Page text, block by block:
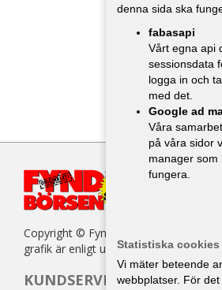
Copyright © Fyndbörsen. All kopiering
grafik är enligt upphovsrättslagen
KUNDSERVICE
denna sida ska
fabasapi
Vårt egna api
sessionsdata
logga in och
med det.
Google ad
Våra
på våra sidor
manager som
fungera.
Statistiska cookies
Vi mäter beteende
webbplatser. För